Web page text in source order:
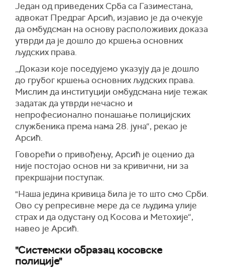
Један од приведених Срба са Газиместана,
адвокат Предраг Арсић, изјавио је да очекује
да омбудсман на основу расположивих доказа
утврди да је дошло до кршења основних
људских права.
„Докази које поседујемо указују да је дошло
до грубог кршења основних људских права.
Мислим да институцији омбудсмана није тежак
задатак да утврди нечасно и
непрофесионално понашање полицијских
службеника према нама 28. јуна“, рекао је
Арсић.
Говорећи о привођењу, Арсић је оценио да
није постојао основ ни за кривични, ни за
прекршајни поступак.
"Наша једина кривица била је то што смо Срби.
Ово су репресивне мере да се људима улије
страх и да одустану од Косова и Метохије“,
навео је Арсић.
"Системски образац косовске
полиције"